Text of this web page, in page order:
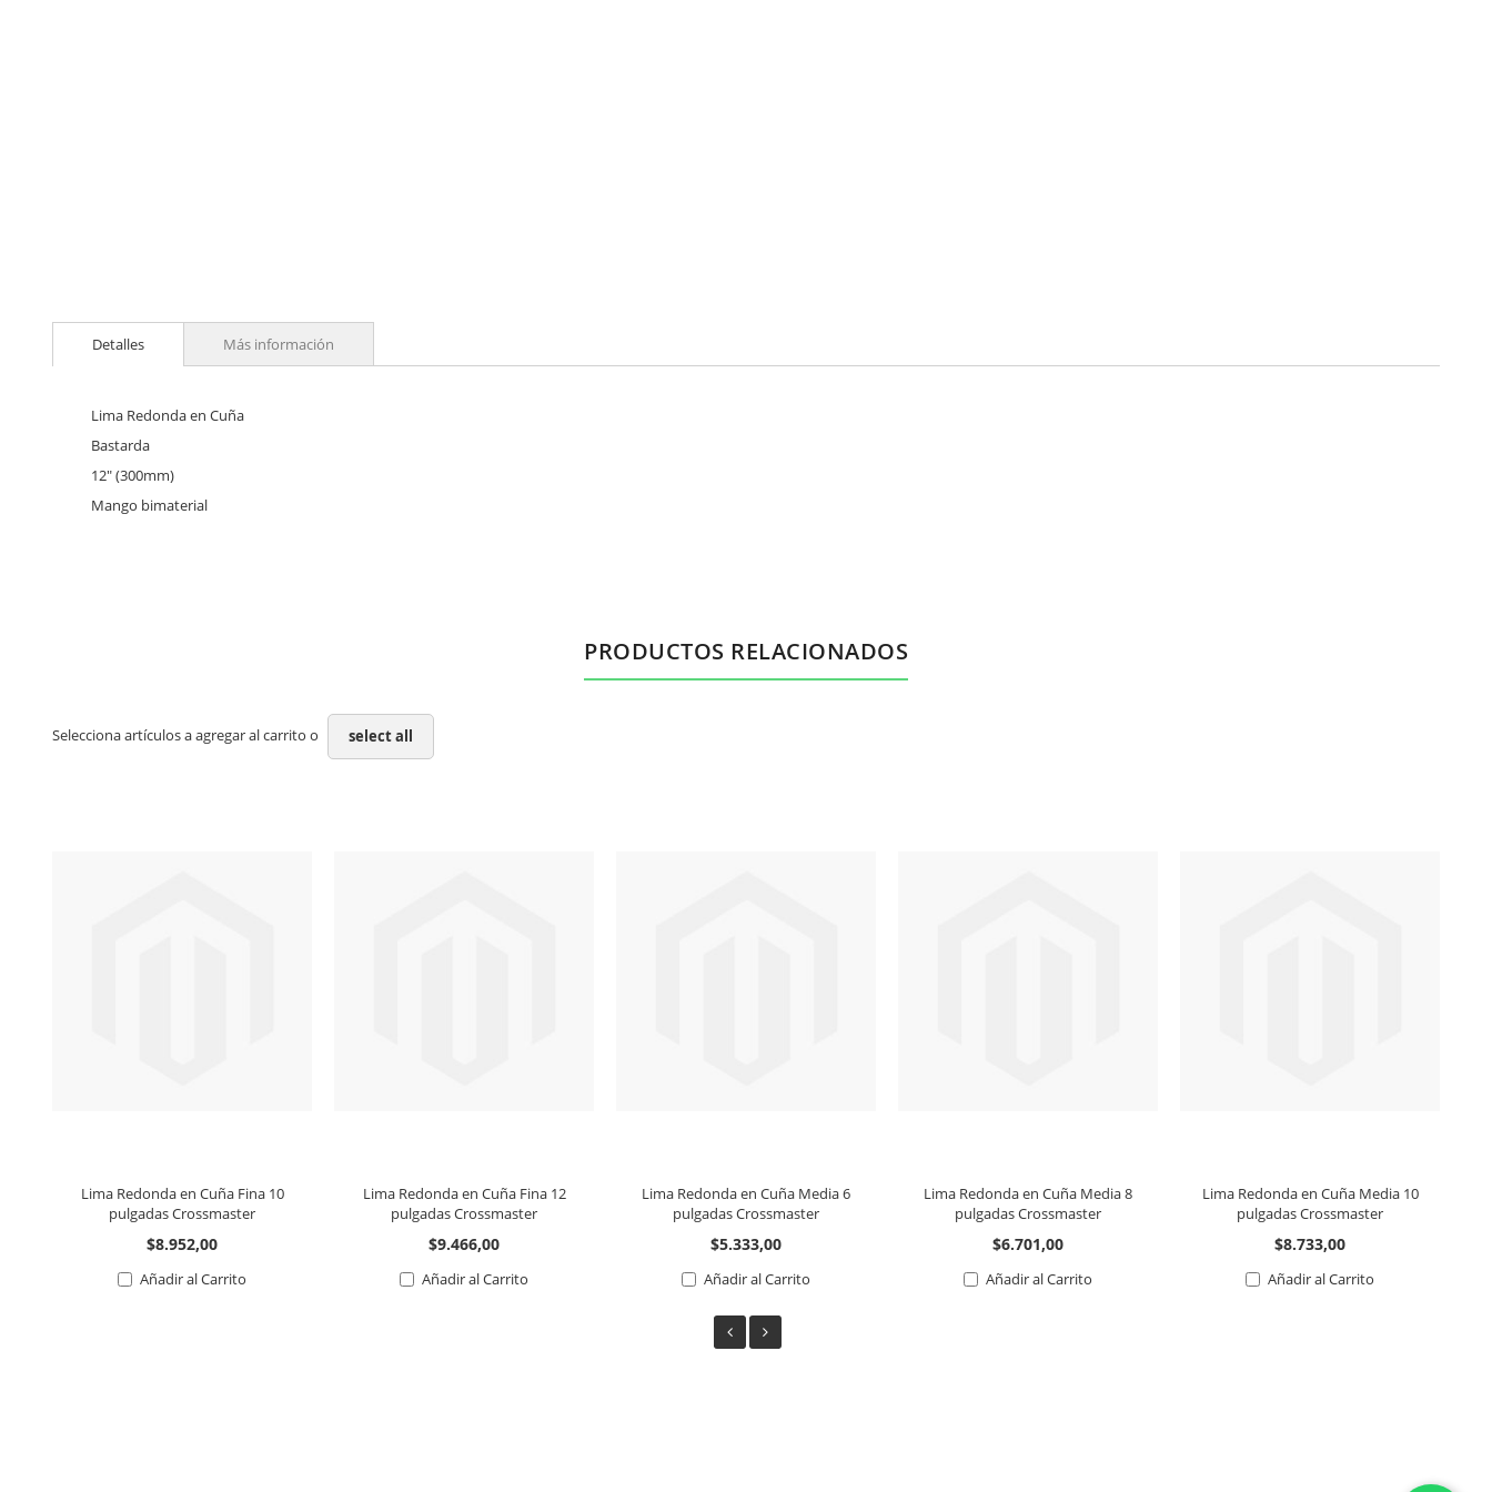
to
beginning
images
gallery
Detalles
Lima Redonda en Cuña
Bastarda
12" (300mm)
Mango bimaterial
Más información
PRODUCTOS RELACIONADOS
Selecciona artículos a agregar al carrito o select all
Lima Redonda en Cuña Fina 10
pulgadas Crossmaster
$8.952,00
Añadir al Carrito
Lima Redonda en Cuña Fina 12
pulgadas Crossmaster
$9.466,00
Añadir al Carrito
Lima Redonda en Cuña Media 6
pulgadas Crossmaster
$5.333,00
Añadir al Carrito
Lima Redonda en Cuña Media 8
pulgadas Crossmaster
$6.701,00
Añadir al Carrito
Lima Redonda en Cuña Media 10
pulgadas Crossmaster
$8.733,00
Añadir al Carrito